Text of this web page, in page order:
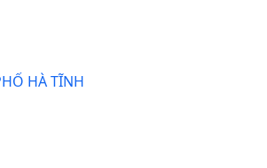
HÀ TĨNH